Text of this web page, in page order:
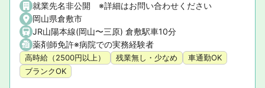
就業先名非公開 ※詳細はお問い合わせください
岡山県倉敷市
JR山陽本線(岡山〜三原) 倉敷駅車10分
薬剤師免許※病院での実務経験者
高時給（2500円以上） 残業無し・少なめ
車通勤OK
ブランクOK